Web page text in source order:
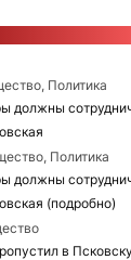
Политика
должны
Политика
должны
(подробно)
в